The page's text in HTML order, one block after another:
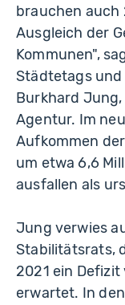
brauchen auch
Ausgleich der
Kommunen",
Städtetags
Burkhard
Agentur. Im
Aufkommen
um etwa 6,6
ausfallen als
Jung verwies
Stabilitätsrats,
2021 ein Defizit
erwartet. In